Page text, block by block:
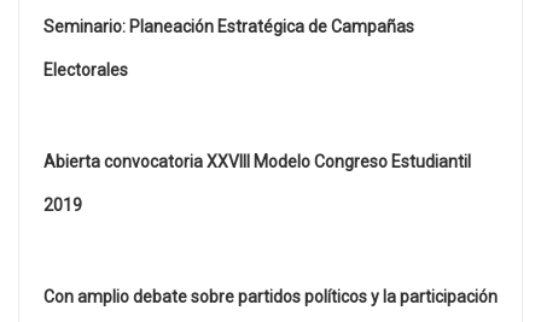
Seminario: Planeación Estratégica de Campañas
Electorales
Abierta convocatoria XXVIII Modelo Congreso Estudiantil
2019
Con amplio debate sobre partidos políticos y la participación